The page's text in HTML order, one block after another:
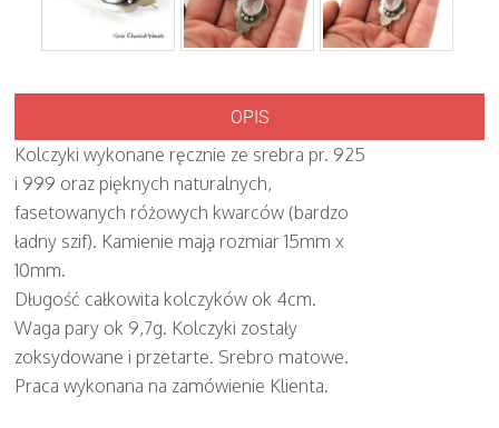
OPIS
Kolczyki wykonane ręcznie ze srebra pr. 925
i 999 oraz pięknych naturalnych,
fasetowanych różowych kwarców (bardzo
ładny szif). Kamienie mają rozmiar 15mm x
10mm.
Długość całkowita kolczyków ok 4cm.
Waga pary ok 9,7g. Kolczyki zostały
zoksydowane i przetarte. Srebro matowe.
Praca wykonana na zamówienie Klienta.